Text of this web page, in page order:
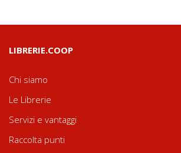
LIBRERIE.COOP
Chi siamo
Le Librerie
Servizi e vantaggi
Raccolta punti